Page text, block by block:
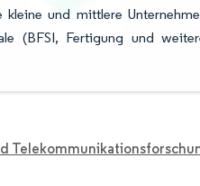
und mittlere
(BFSI, Fertigung und